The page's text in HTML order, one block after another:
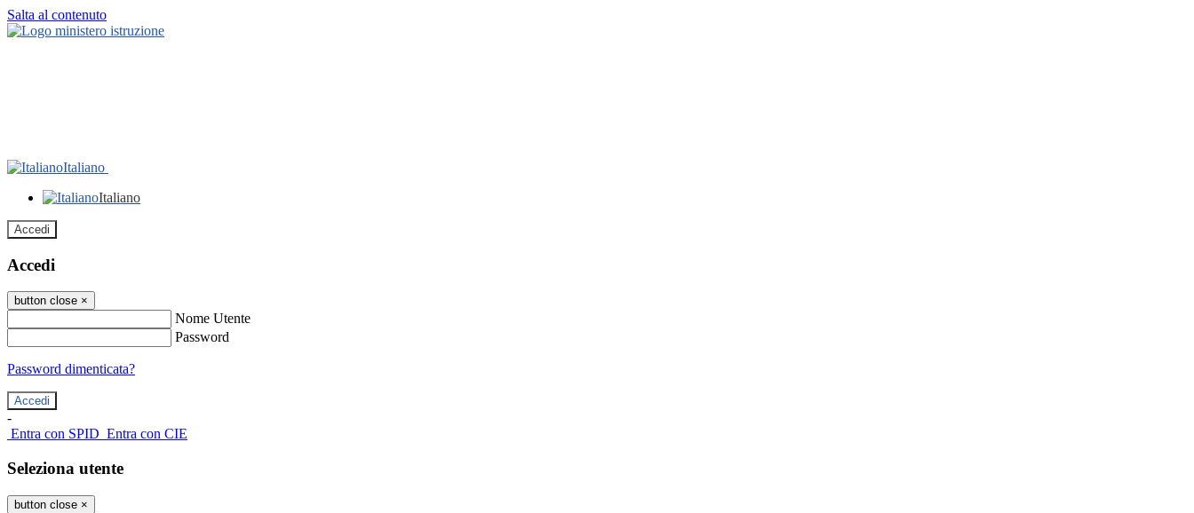
Salta al contenuto
Italiano
Italiano
Accedi
Accedi
button close ×
Nome Utente
Password
Password dimenticata?
-
Entra con SPID Entra con CIE
Seleziona utente
button close ×